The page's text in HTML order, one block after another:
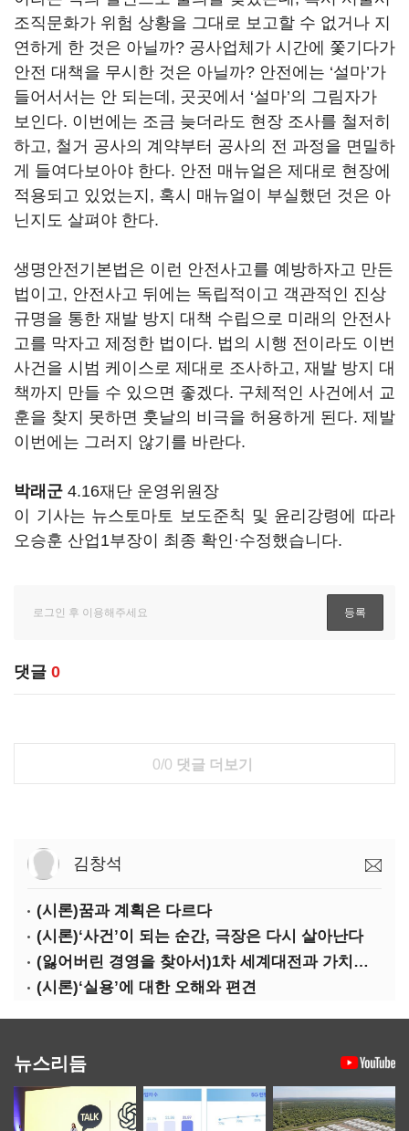
조직문화가 위험 상황을 그대로 보고할 수 없거나 지
연하게 한 것은 아닐까? 공사업체가 시간에 쫓기다가
안전 대책을 무시한 것은 아닐까? 안전에는 ‘설마’가
들어서서는 안 되는데, 곳곳에서 ‘설마’의 그림자가
보인다. 이번에는 조금 늦더라도 현장 조사를 철저히
하고, 철거 공사의 계약부터 공사의 전 과정을 면밀하
게 들여다보아야 한다. 안전 매뉴얼은 제대로 현장에
적용되고 있었는지, 혹시 매뉴얼이 부실했던 것은 아
닌지도 살펴야 한다.
생명안전기본법은 이런 안전사고를 예방하자고 만든
법이고, 안전사고 뒤에는 독립적이고 객관적인 진상
규명을 통한 재발 방지 대책 수립으로 미래의 안전사
고를 막자고 제정한 법이다. 법의 시행 전이라도 이번
사건을 시범 케이스로 제대로 조사하고, 재발 방지 대
책까지 만들 수 있으면 좋겠다. 구체적인 사건에서 교
훈을 찾지 못하면 훗날의 비극을 허용하게 된다. 제발
이번에는 그러지 않기를 바란다.
박래군 4.16재단 운영위원장
이 기사는 뉴스토마토 보도준칙 및 윤리강령에 따라
오승훈 산업1부장이 최종 확인·수정했습니다.
댓글 0
0/0 댓글 더보기
김창석
(시론)꿈과 계획은 다르다
(시론)‘사건’이 되는 순간, 극장은 다시 살아난다
(잃어버린 경영을 찾아서)1차 세계대전과 가치의 전도: 불황기 리스크 매니지먼트[윤리]
(시론)‘실용’에 대한 오해와 편견
뉴스리듬